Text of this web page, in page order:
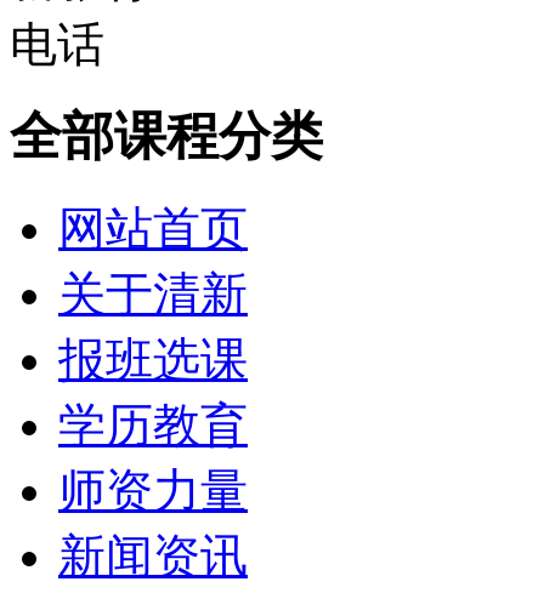
全部课程分类
网站首页
关于清新
报班选课
学历教育
师资力量
新闻资讯